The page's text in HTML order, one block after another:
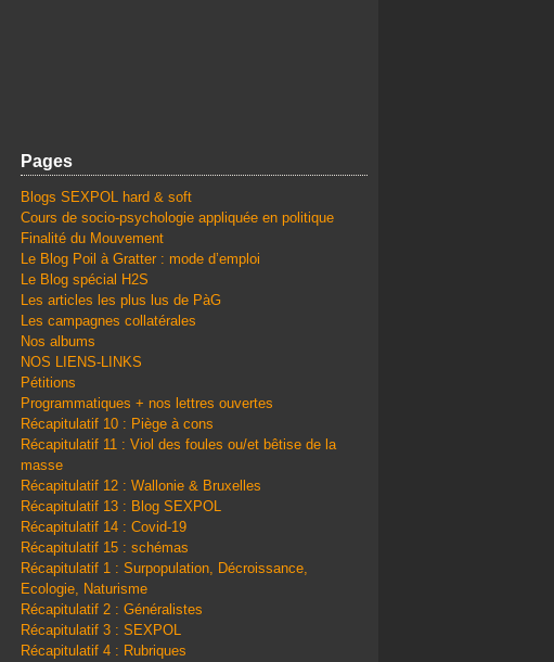
Pages
Blogs SEXPOL hard & soft
Cours de socio-psychologie appliquée en politique
Finalité du Mouvement
Le Blog Poil à Gratter : mode d’emploi
Le Blog spécial H2S
Les articles les plus lus de PàG
Les campagnes collatérales
Nos albums
NOS LIENS-LINKS
Pétitions
Programmatiques + nos lettres ouvertes
Récapitulatif 10 : Piège à cons
Récapitulatif 11 : Viol des foules ou/et bêtise de la
masse
Récapitulatif 12 : Wallonie & Bruxelles
Récapitulatif 13 : Blog SEXPOL
Récapitulatif 14 : Covid-19
Récapitulatif 15 : schémas
Récapitulatif 1 : Surpopulation, Décroissance,
Ecologie, Naturisme
Récapitulatif 2 : Généralistes
Récapitulatif 3 : SEXPOL
Récapitulatif 4 : Rubriques